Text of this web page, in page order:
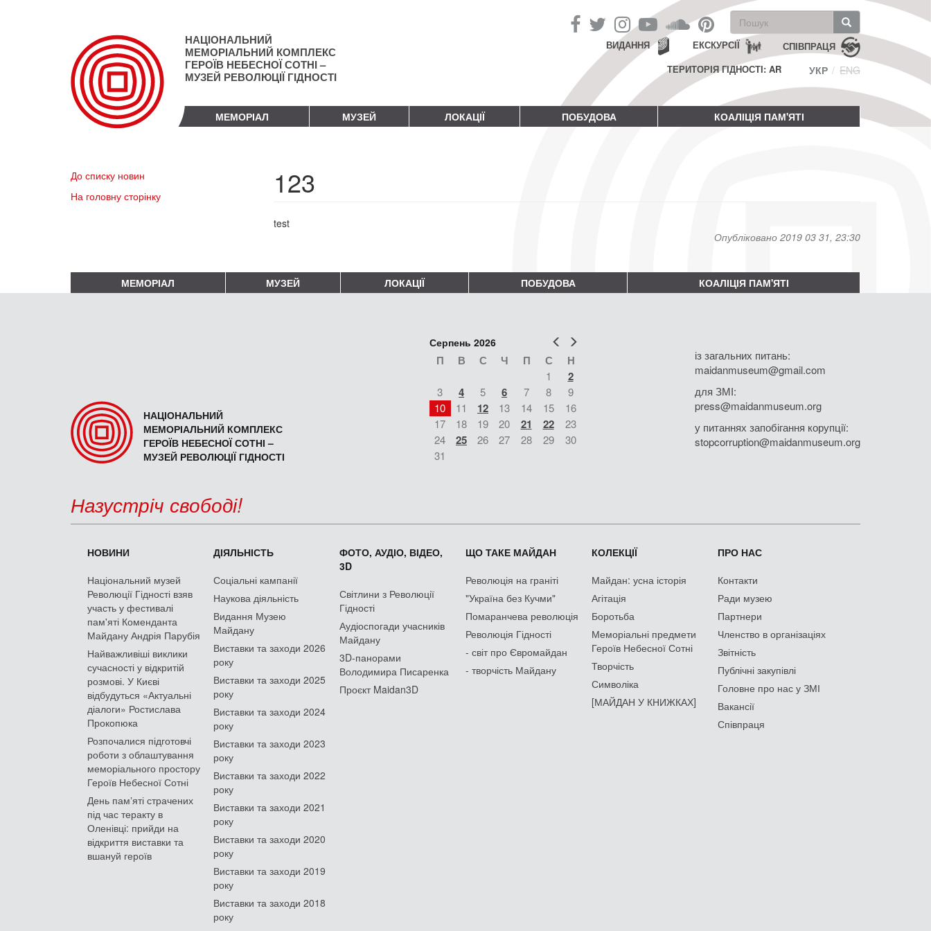
НАЦІОНАЛЬНИЙ
МЕМОРІАЛЬНИЙ КОМПЛЕКС
ГЕРОЇВ НЕБЕСНОЇ СОТНІ –
МУЗЕЙ РЕВОЛЮЦІЇ ГІДНОСТІ
Пошукова
форма
Пошук СПІВПРАЦЯ
ЕКСКУРСІЇ
ВИДАННЯ
ТЕРИТОРІЯ ГІДНОСТІ: AR
УКР ENG
МЕМОРІАЛ МУЗЕЙ ЛОКАЦІЇ ПОБУДОВА КОАЛІЦІЯ ПАМ'ЯТІ
До списку новин
На головну сторінку
123
test
Опубліковано 2019 03 31, 23:30
МЕМОРІАЛ МУЗЕЙ ЛОКАЦІЇ ПОБУДОВА КОАЛІЦІЯ ПАМ'ЯТІ
НАЦІОНАЛЬНИЙ
МЕМОРІАЛЬНИЙ КОМПЛЕКС
ГЕРОЇВ НЕБЕСНОЇ СОТНІ –
МУЗЕЙ РЕВОЛЮЦІЇ ГІДНОСТІ
Попер
Серпень 2026
П В С Ч П С Н
1 2
3 4 5 6 7 8
9
10
11 12 13 14 15
16
17
18 19 20 21 22
23
24
25 26 27 28 29
30
31
із загальних питань:
maidanmuseum@gmail.com
для ЗМІ:
press@maidanmuseum.org
у питаннях запобігання корупції:
stopcorruption@maidanmuseum.org
Назустріч свободі!
НОВИНИ
Національний музей
Революції Гідності взяв
участь у фестивалі
пам'яті Коменданта
Майдану Андрія Парубія
Найважливіші виклики
сучасності у відкритій
розмові. У Києві
відбудуться «Актуальні
діалоги» Ростислава
Прокопюка
Розпочалися підготовчі
роботи з облаштування
меморіального простору
Героїв Небесної Сотні
День памʼяті страчених
під час теракту в
Оленівці: прийди на
відкриття виставки та
вшануй героїв
ДІЯЛЬНІСТЬ
Соціальні кампанії
Наукова діяльність
Видання Музею
Майдану
Виставки та заходи 2026
року
Виставки та заходи 2025
року
Виставки та заходи 2024
року
Виставки та заходи 2023
року
Виставки та заходи 2022
року
Виставки та заходи 2021
року
Виставки та заходи 2020
року
Виставки та заходи 2019
року
Виставки та заходи 2018
року
ФОТО, АУДІО, ВІДЕО,
3D
Світлини з Революції
Гідності
Аудіоспогади учасників
Майдану
3D-панорами
Володимира Писаренка
Проєкт Maidan3D
ЩО ТАКЕ МАЙДАН
Революція на граніті
"Україна без Кучми"
Помаранчева революція
Революція Гідності
- світ про Євромайдан
- творчість Майдану
КОЛЕКЦІЇ
Майдан: усна історія
Агітація
Боротьба
Меморіальні предмети
Героїв Небесної Сотні
Творчість
Символіка
[МАЙДАН У КНИЖКАХ]
ПРО НАС
Контакти
Ради музею
Партнери
Членство в організаціях
Звітність
Публічні закупівлі
Головне про нас у ЗМІ
Вакансії
Співпраця